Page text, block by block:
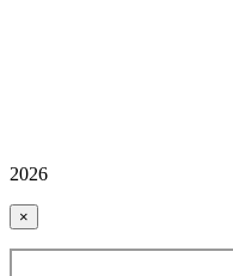
2026
×